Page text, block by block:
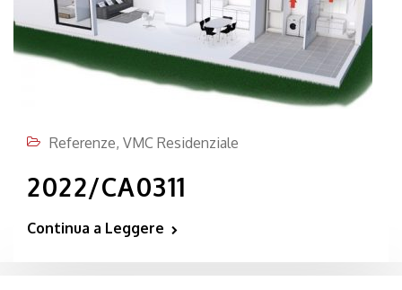
Referenze, VMC Residenziale
2022/CA0311
Continua a Leggere